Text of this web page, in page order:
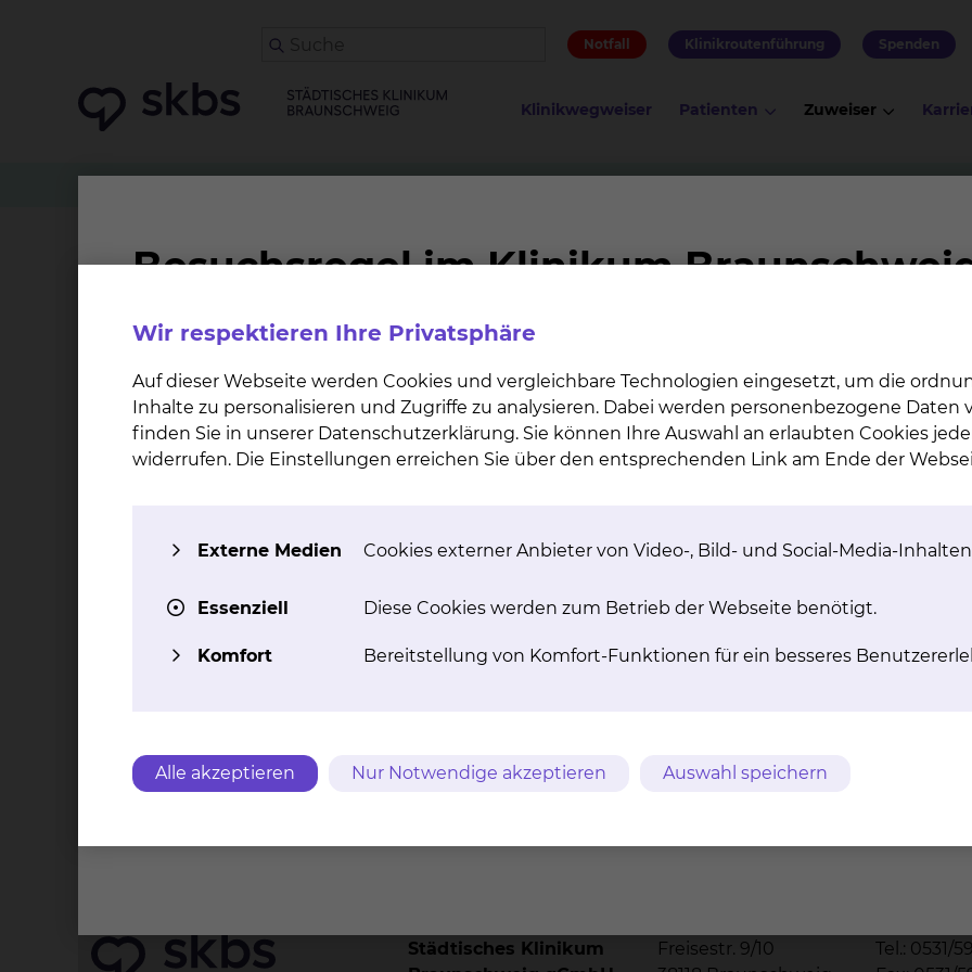
Notfall Klinikroutenführung Spenden
Klinikwegweiser Patienten Zuweiser
Privatsprechstunde Dr. med. Dr. med. dent.
Wann findet die Sprechstunde statt?
Termine nur nach Vereinbarung.
Wo kann ich einen Termin vereinbaren?
Celler Straße 38, 38114
Per E-Mail kontaktieren
Städtisches Klinikum
Freisestr. 9/10
Tel.: 0531/
Wir respektieren Ihre Privatsphäre
Auf dieser Webseite werden Cookies und vergleichbare Technologien eingesetzt, um die
Inhalte zu personalisieren und Zugriffe zu analysieren. Dabei werden personenbezogene Daten
finden Sie in unserer Datenschutzerklärung. Sie können Ihre Auswahl an erlaubten Cookies
widerrufen. Die Einstellungen erreichen Sie über den entsprechenden Link am Ende der
Externe Medien Cookies externer Anbieter von Video-, Bild- und Social-Media-
Essenziell Diese Cookies werden zum Betrieb der Webseite benötigt.
Komfort Bereitstellung von Komfort-Funktionen für ein besseres
Alle akzeptieren Nur Notwendige akzeptieren Auswahl speichern